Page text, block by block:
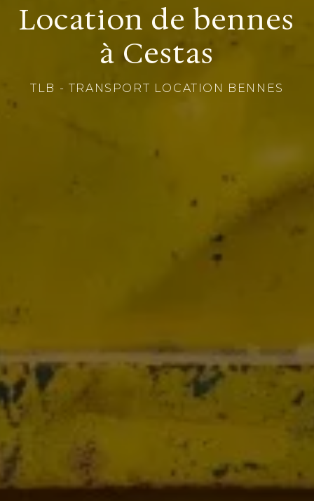
Location de bennes
à Cestas
TLB - TRANSPORT LOCATION BENNES